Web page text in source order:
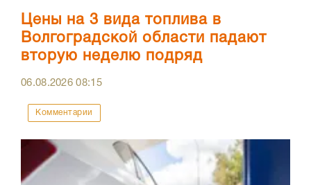
Цены на 3 вида топлива в
Волгоградской области падают
вторую неделю подряд
06.08.202608:15
Комментарии